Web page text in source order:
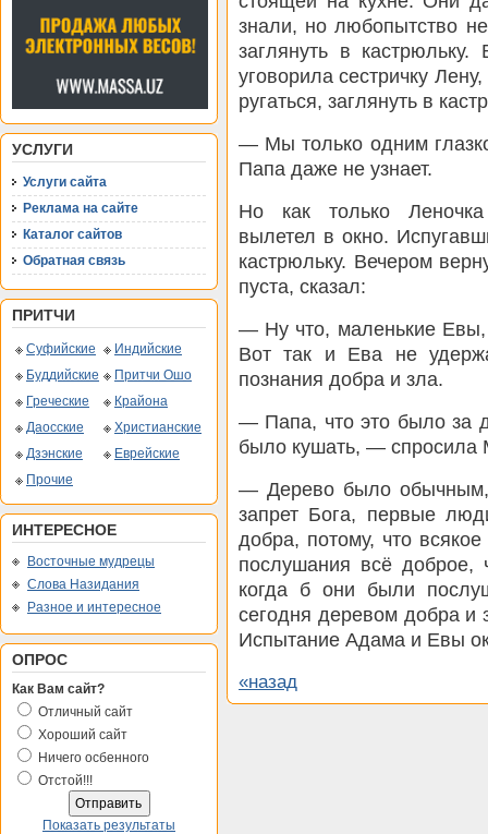
УСЛУГИ
Услуги сайта
Реклама на сайте
Каталог сайтов
Обратная связь
ПРИТЧИ
Суфийские
Индийские
Буддийские
Притчи Ошо
Греческие
Крайона
Даосские
Христианские
Дзэнские
Еврейские
Прочие
ИНТЕРЕСНОЕ
Восточные мудрецы
Слова Назидания
Разное и интересное
ОПРОС
Как Вам сайт?
Отличный сайт
Хороший сайт
Ничего осбенного
Отстой!!!
Показать результаты
знали, но любопытство
заглянуть в
уговорила сестричку
ругаться, заглянуть в
— Мы только одним
Папа даже не узнает.
Но как только
вылетел в окно.
кастрюльку. Вечером
пуста, сказал:
— Ну что, маленькие
Вот так и Ева не
познания добра и зла.
— Папа, что это было за
было кушать, —
— Дерево было
запрет Бога, первые
добра, потому, что
послушания всё
когда б они были
сегодня деревом добра
Испытание Адама и Евы
«назад